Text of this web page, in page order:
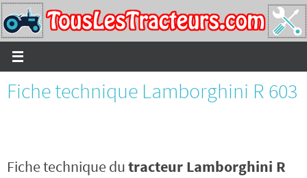
Passer
vers
le
contenu
Fiche technique Lamborghini R 603
Fiche technique dutracteur Lamborghini R